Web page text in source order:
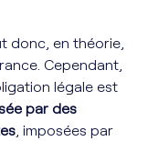
donc, en théorie,
Cependant,
légale est
par des
, imposées par